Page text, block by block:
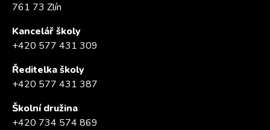
761 73 Zlín
Kancelář školy
+420 577 431 309
Ředitelka školy
+420 577 431 387
Školní družina
+420 734 574 869